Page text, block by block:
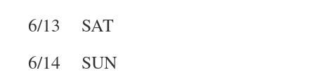
6/13 SAT
6/14 SUN